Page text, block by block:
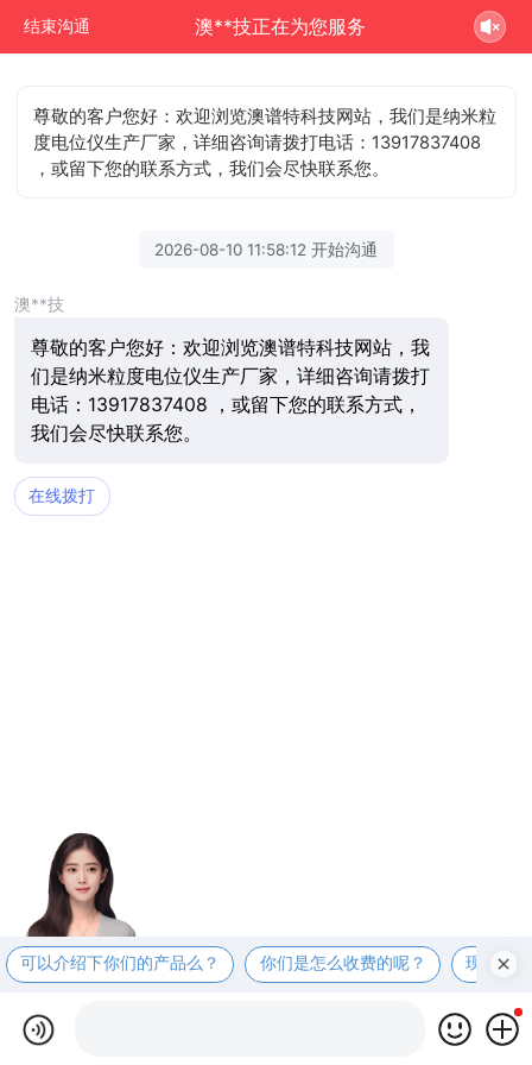
结束沟通 澳**技正在为您服务
尊敬的客户您好：欢迎浏览澳谱特科技网站，我们是纳米粒
度电位仪生产厂家，详细咨询请拨打电话：13917837408
，或留下您的联系方式，我们会尽快联系您。
2026-08-10 11:58:12 开始沟通
澳**技
尊敬的客户您好：欢迎浏览澳谱特科技网站，我
们是纳米粒度电位仪生产厂家，详细咨询请拨打
电话：13917837408 ，或留下您的联系方式，
我们会尽快联系您。
在线拨打
可以介绍下你们的产品么？ 你们是怎么收费的呢？ 现在有